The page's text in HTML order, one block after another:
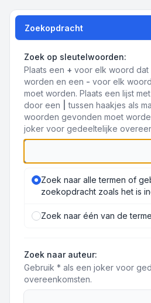
Zoekopdracht
Zoek op sleutelwoorden:
Plaats een + voor elk woord
worden en een - voor elk
moet worden. Plaats een lijst
door een
tussen haakjes als
woorden gevonden moet
joker voor gedeeltelijke
Zoek naar alle termen of
zoekopdracht zoals het is
Zoek naar één van de
Zoek naar auteur:
Gebruik * als een joker voor
overeenkomsten.